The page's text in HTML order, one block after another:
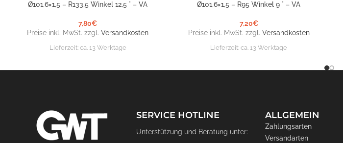
Ø101,6×1,5 – R133,5 Winkel 12,5 ° – VA
7,80€
Preise inkl. MwSt. zzgl.Versandkosten
Lieferzeit: ca. 13 Werktage
Ø101,6×1,5 – R95 Winkel 9 ° – VA
7,20€
Preise inkl. MwSt. zzgl. Versandkosten
Lieferzeit:ca. 13 Werktage
SERVICE HOTLINE
Unterstützung und Beratung unter:
ALLGEMEIN
Zahlungsarten
Versandarten